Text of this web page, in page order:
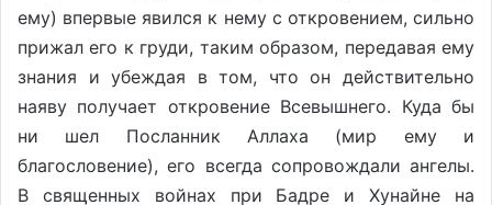
ему) впервые явился к нему с откровением, сильно
прижал его к груди, таким образом, передавая ему
знания и убеждая в том, что он действительно
наяву получает откровение Всевышнего. Куда бы
ни шел Посланник Аллаха (мир ему и
благословение), его всегда сопровождали ангелы.
В священных войнах при Бадре и Хунайне на